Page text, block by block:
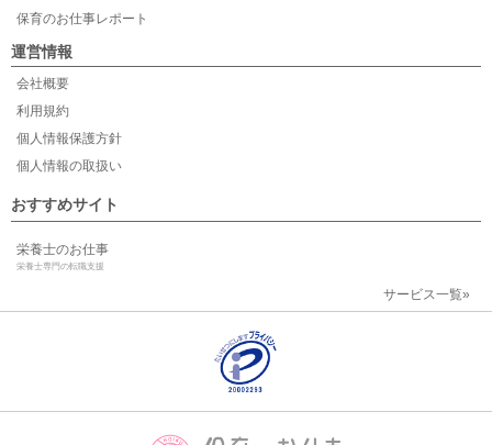
保育のお仕事レポート
運営情報
会社概要
利用規約
個人情報保護方針
個人情報の取扱い
おすすめサイト
栄養士のお仕事
栄養士専門の転職支援
サービス一覧»